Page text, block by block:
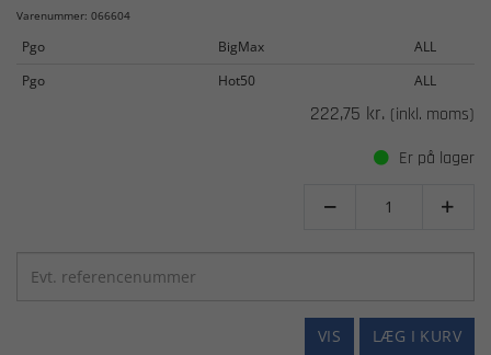
Varenummer: 066604
Pgo BigMax
ALL
Pgo
Hot50 ALL
222,75 kr. (inkl. moms)
Er på lager
 
LÆG I KURV
VIS